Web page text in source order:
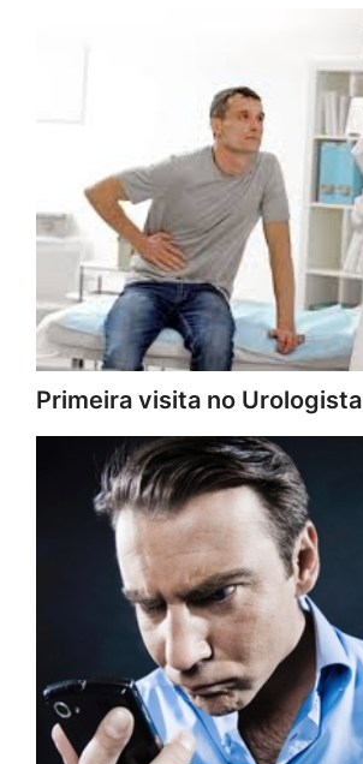
Primeira visita no Urologista